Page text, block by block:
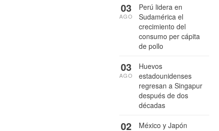
Perú lidera en
Sudamérica el
crecimiento del
consumo per cápita
de pollo
03
AGO
Huevos
estadounidenses
regresan a Singapur
después de dos
décadas
03
AGO
México y Japón
02